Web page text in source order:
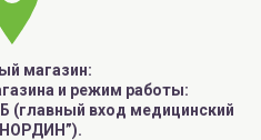
магазин:
и режим работы:
(главный вход медицинский